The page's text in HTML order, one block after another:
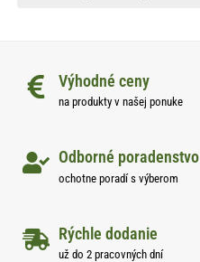
Výhodné ceny
na produkty v našej ponuke
Odborné poradenstvo
ochotne poradí s výberom
Rýchle dodanie
už do 2 pracovných dní